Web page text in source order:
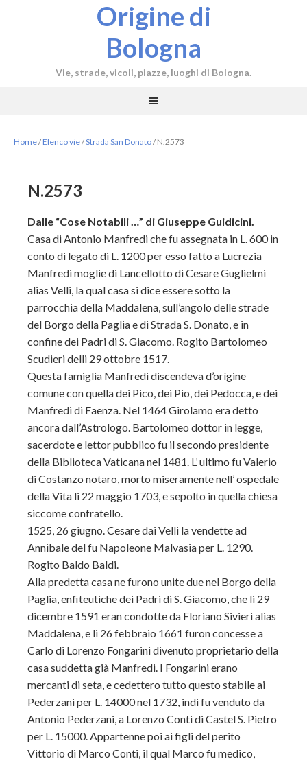
Origine di
Bologna
Vie, strade, vicoli, piazze, luoghi di Bologna.
Home/Elenco vie/Strada San Donato/N.2573
N.2573
Dalle “Cose Notabili …” di Giuseppe Guidicini.
Casa di Antonio Manfredi che fu assegnata in L. 600 in
conto di legato di L. 1200 per esso fatto a Lucrezia
Manfredi moglie di Lancellotto di Cesare Guglielmi
alias Velli, la qual casa si dice essere sotto la
parrocchia della Maddalena, sull’angolo delle strade
del Borgo della Paglia e di Strada S. Donato, e in
confine dei Padri di S. Giacomo. Rogito Bartolomeo
Scudieri delli 29 ottobre 1517.
Questa famiglia Manfredi discendeva d’orìgine
comune con quella dei Pico, dei Pio, dei Pedocca, e dei
Manfredi di Faenza. Nel 1464 Girolamo era detto
ancora dall’Astrologo. Bartolomeo dottor in legge,
sacerdote e lettor pubblico fu il secondo presidente
della Biblioteca Vaticana nel 1481. L’ ultimo fu Valerio
di Costanzo notaro, morto miseramente nell’ ospedale
della Vita li 22 maggio 1703, e sepolto in quella chiesa
siccome confratello.
1525, 26 giugno. Cesare dai Velli la vendette ad
Annibale del fu Napoleone Malvasia per L. 1290.
Rogito Baldo Baldi.
Alla predetta casa ne furono unite due nel Borgo della
Paglia, enfiteutiche dei Padri di S. Giacomo, che li 29
dicembre 1591 eran condotte da Floriano Sivieri alias
Maddalena, e li 26 febbraio 1661 furon concesse a
Carlo di Lorenzo Fongarini divenuto proprietario della
casa suddetta già Manfredi. I Fongarini erano
mercanti di seta, e cedettero tutto questo stabile ai
Pederzani per L. 14000 nel 1732, indi fu venduto da
Antonio Pederzani, a Lorenzo Conti di Castel S. Pietro
per L. 15000. Appartenne poi ai figli del perito
Vittorio di Marco Conti, il qual Marco fu medico,